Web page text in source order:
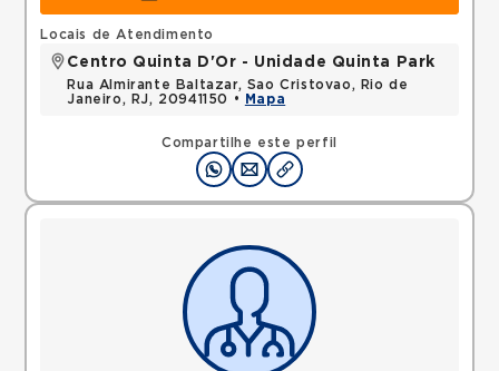
Compartilhe este perfil
Locais de Atendimento
Centro Quinta D'Or - Unidade Quinta Park
Rua Almirante Baltazar, Sao Cristovao, Rio de
Janeiro, RJ, 20941150 •
Mapa